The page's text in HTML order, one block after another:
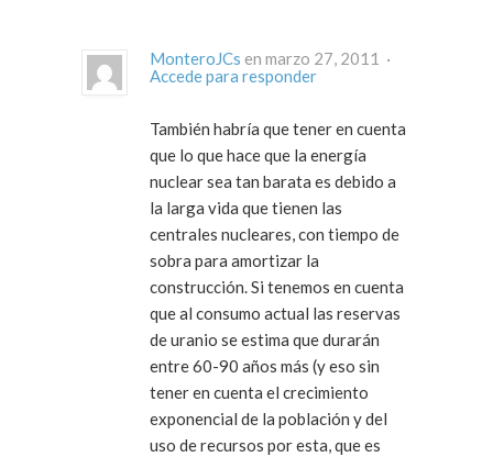
MonteroJCs
en marzo 27, 2011 ·
Accede para responder
También habría que tener en cuenta
que lo que hace que la energía
nuclear sea tan barata es debido a
la larga vida que tienen las
centrales nucleares, con tiempo de
sobra para amortizar la
construcción. Si tenemos en cuenta
que al consumo actual las reservas
de uranio se estima que durarán
entre 60-90 años más (y eso sin
tener en cuenta el crecimiento
exponencial de la población y del
uso de recursos por esta, que es